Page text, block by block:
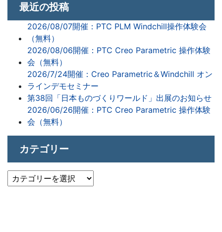
最近の投稿
2026/08/07開催：PTC PLM Windchill操作体験会
（無料）
2026/08/06開催：PTC Creo Parametric 操作体験
会（無料）
2026/7/24開催：Creo Parametric＆Windchill オン
ラインデモセミナー
第38回「日本ものづくりワールド」出展のお知らせ
2026/06/26開催：PTC Creo Parametric 操作体験
会（無料）
カテゴリー